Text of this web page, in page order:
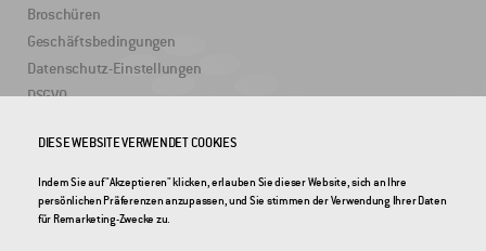
Broschüren
Geschäftsbedingungen
Datenschutz-Einstellungen
DSGVO
2DRoad
DIESE WEBSITE VERWENDET COOKIES
Indem Sie auf "Akzeptieren" klicken, erlauben Sie dieser Website, sich an Ihre
persönlichen Präferenzen anzupassen, und Sie stimmen der Verwendung Ihrer Daten
für Remarketing-Zwecke zu.